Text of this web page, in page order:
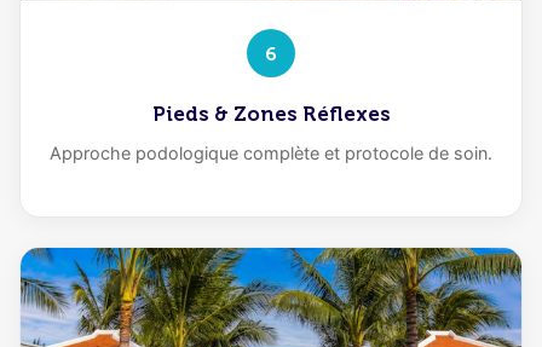
6
Pieds & Zones Réflexes
Approche podologique complète et protocole de soin.